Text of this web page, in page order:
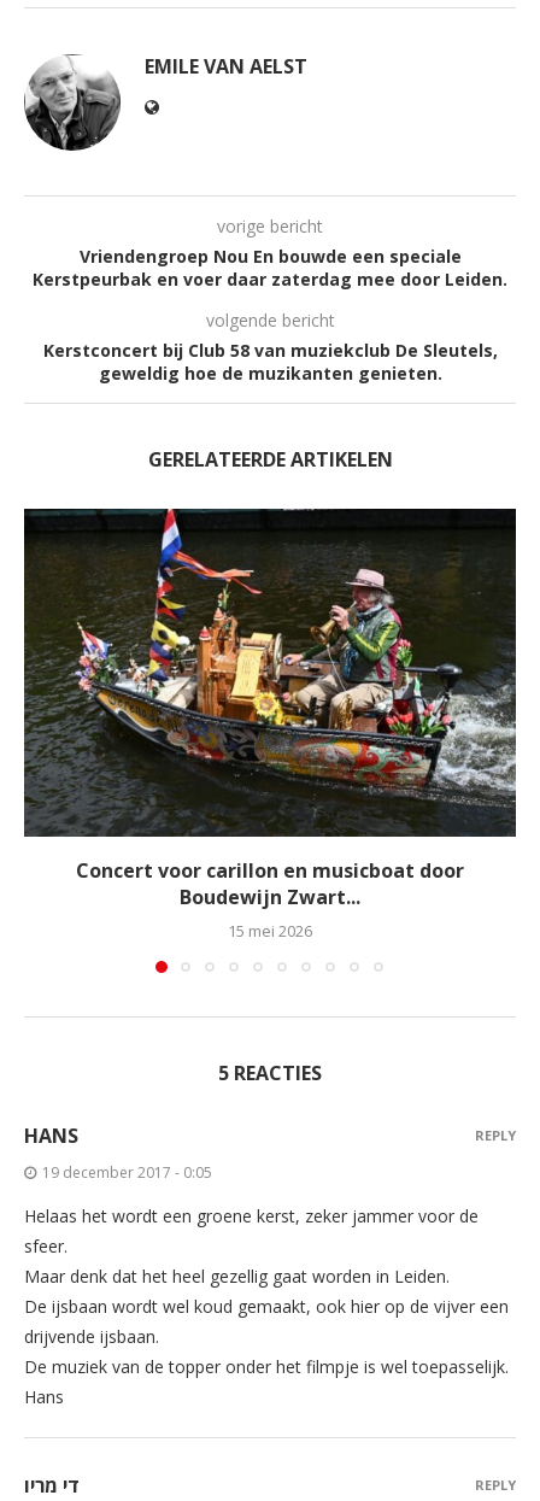
EMILE VAN AELST
vorige bericht
Vriendengroep Nou En bouwde een speciale
Kerstpeurbak en voer daar zaterdag mee door Leiden.
volgende bericht
Kerstconcert bij Club 58 van muziekclub De Sleutels,
geweldig hoe de muzikanten genieten.
GERELATEERDE ARTIKELEN
Concert voor carillon en musicboat door
Boudewijn Zwart...
15 mei 2026
5 REACTIES
HANS
19 december 2017 - 0:05
Helaas het wordt een groene kerst, zeker jammer voor de
sfeer.
Maar denk dat het heel gezellig gaat worden in Leiden.
De ijsbaan wordt wel koud gemaakt, ook hier op de vijver een
drijvende ijsbaan.
De muziek van de topper onder het filmpje is wel toepasselijk.
Hans
REPLY
די מריו REPLY